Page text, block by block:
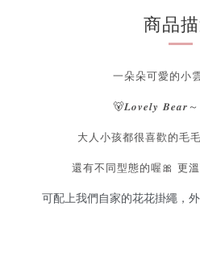
商品
一朵朵可愛的
🐻𝑳𝒐𝒗𝒆𝒍𝒚 𝑩𝒆𝒂𝒓
大人小孩都很喜歡的毛
還有不同型態的喔🎀 更
可配上我們自家的花花掛繩，